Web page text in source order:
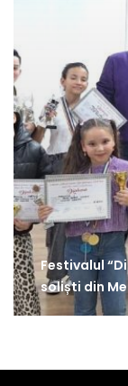
Festivalul
soliști din